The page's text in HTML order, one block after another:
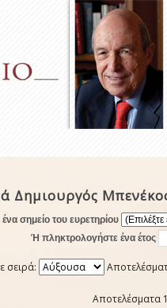
Δημιουργός
σημείο του ευρετηρίου
Ή πληκτρολογήστε ένα έτος
σειρά:
Αποτελέσματα